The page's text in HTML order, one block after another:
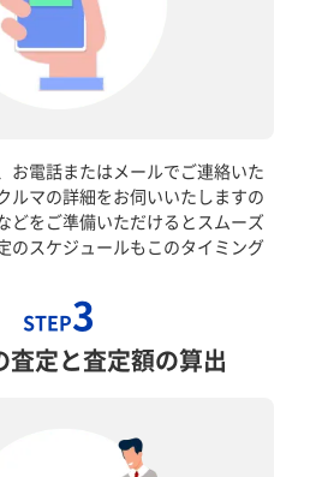
お電話またはメールでご連絡いた
ルマの詳細をお伺いいたしますの
どをご準備いただけるとスムーズ
のスケジュールもこのタイミング
STEP3
査定と査定額の算出